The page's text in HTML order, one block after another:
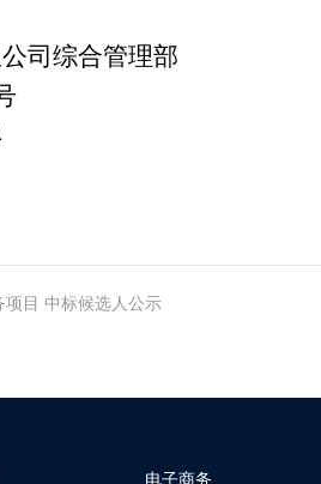
司综合管理部
目 中标候选人公示
电子商务